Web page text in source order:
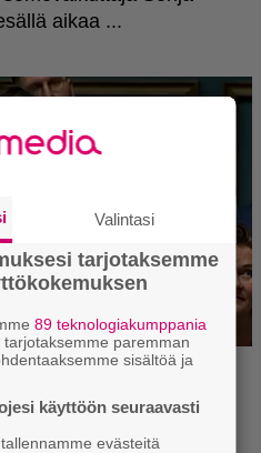
Valintasi
tarjotaksemme
89 teknologiakumppania
paremman
sisältöä ja
käyttöön seuraavasti
evästeitä